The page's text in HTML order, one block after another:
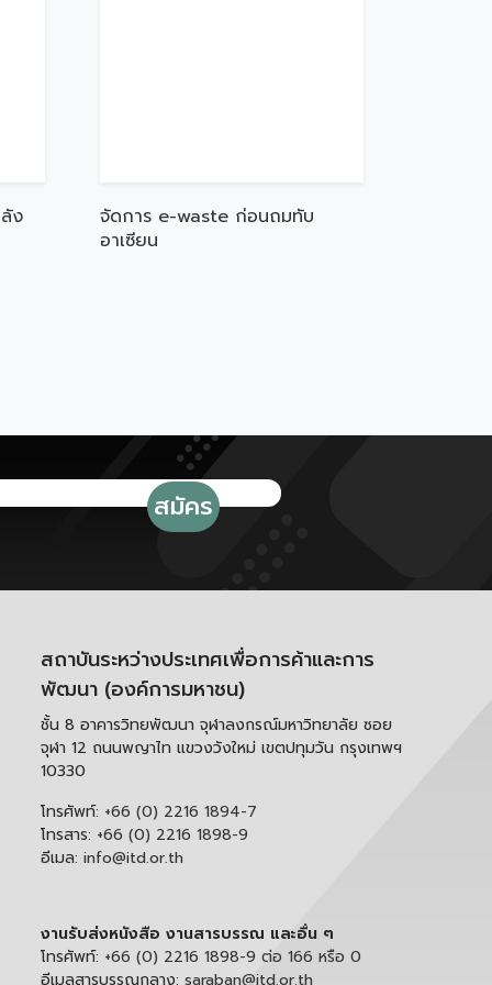
ง
จัดการ e-waste ก่อนถมทับ
อาเซียน
สถาบันระหว่างประเทศเพื่อการค้าและการ
พัฒนา (องค์การมหาชน)
ชั้น 8 อาคารวิทยพัฒนา จุฬาลงกรณ์มหาวิทยาลัย ซอย
จุฬา 12 ถนนพญาไท แขวงวังใหม่ เขตปทุมวัน กรุงเทพฯ
10330
โทรศัพท์: +66 (0) 2216 1894-7
โทรสาร: +66 (0) 2216 1898-9
อีเมล: info@itd.or.th
งานรับส่งหนังสือ งานสารบรรณ และอื่น ๆ
โทรศัพท์: +66 (0) 2216 1898-9 ต่อ 166 หรือ 0
อีเมลสารบรรณกลาง: saraban@itd.or.th